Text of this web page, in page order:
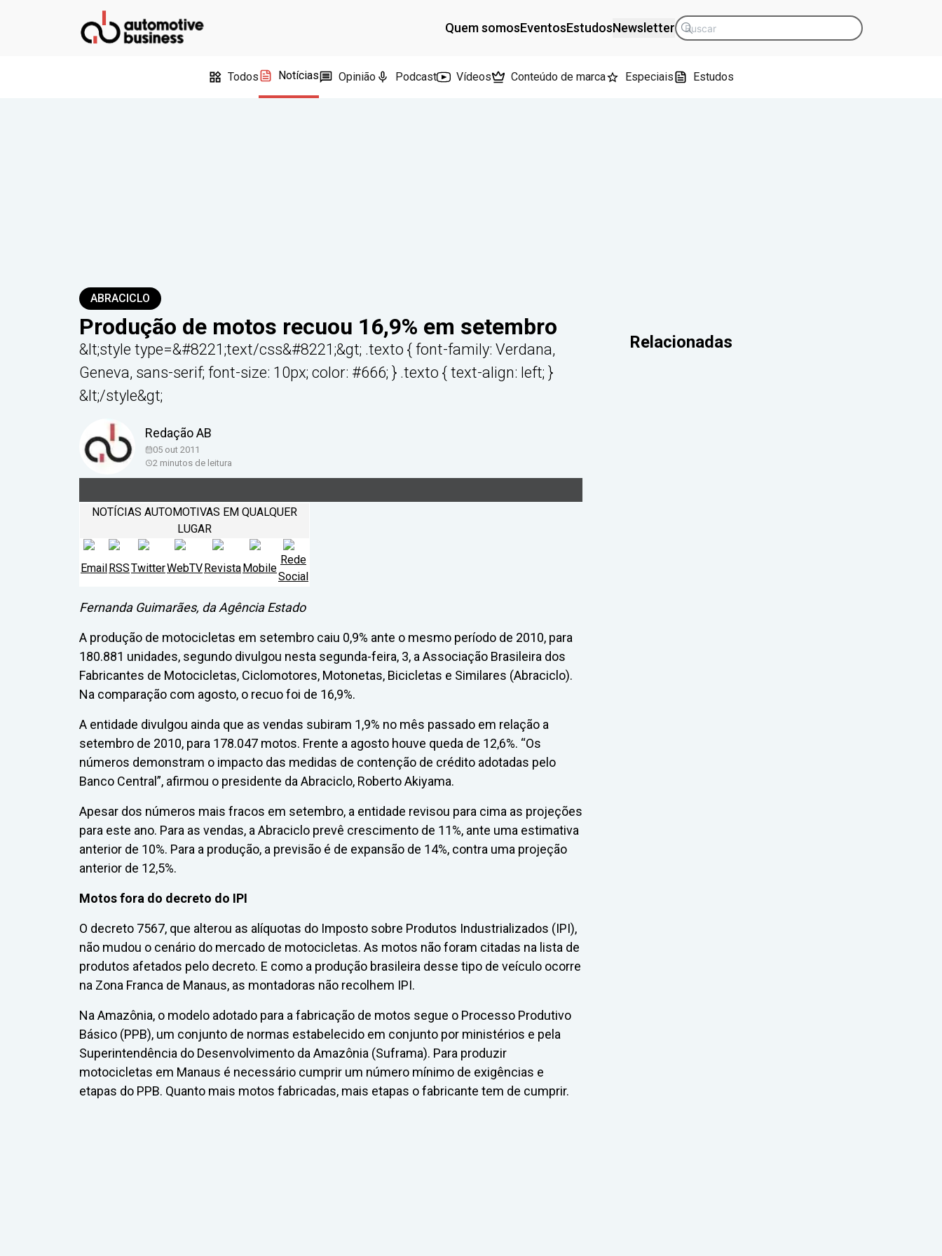
Quem somosEventosEstudosNewsletter
Todos Notícias Opinião Podcast Vídeos Conteúdo de marca Especiais Estudos
ABRACICLO
Produção de motos recuou 16,9% em setembro
&lt;style type=&#8221;text/css&#8221;&gt; .texto { font-family: Verdana,
Geneva, sans-serif; font-size: 10px; color: #666; } .texto { text-align: left; }
&lt;/style&gt;
Redação AB
05 out 2011
2 minutos de leitura
NOTÍCIAS AUTOMOTIVAS EM QUALQUER
LUGAR
EmailRSSTwitterWebTVRevistaMobile
Rede
Social
Fernanda Guimarães, da Agência Estado
A produção de motocicletas em setembro caiu 0,9% ante o mesmo período de 2010, para
180.881 unidades, segundo divulgou nesta segunda-feira, 3, a Associação Brasileira dos
Fabricantes de Motocicletas, Ciclomotores, Motonetas, Bicicletas e Similares (Abraciclo).
Na comparação com agosto, o recuo foi de 16,9%.
A entidade divulgou ainda que as vendas subiram 1,9% no mês passado em relação a
setembro de 2010, para 178.047 motos. Frente a agosto houve queda de 12,6%. “Os
números demonstram o impacto das medidas de contenção de crédito adotadas pelo
Banco Central”, afirmou o presidente da Abraciclo, Roberto Akiyama.
Apesar dos números mais fracos em setembro, a entidade revisou para cima as projeções
para este ano. Para as vendas, a Abraciclo prevê crescimento de 11%, ante uma estimativa
anterior de 10%. Para a produção, a previsão é de expansão de 14%, contra uma projeção
anterior de 12,5%.
Motos fora do decreto do IPI
O decreto 7567, que alterou as alíquotas do Imposto sobre Produtos Industrializados (IPI),
não mudou o cenário do mercado de motocicletas. As motos não foram citadas na lista de
produtos afetados pelo decreto. E como a produção brasileira desse tipo de veículo ocorre
na Zona Franca de Manaus, as montadoras não recolhem IPI.
Na Amazônia, o modelo adotado para a fabricação de motos segue o Processo Produtivo
Básico (PPB), um conjunto de normas estabelecido em conjunto por ministérios e pela
Superintendência do Desenvolvimento da Amazônia (Suframa). Para produzir
motocicletas em Manaus é necessário cumprir um número mínimo de exigências e
etapas do PPB. Quanto mais motos fabricadas, mais etapas o fabricante tem de cumprir.
Relacionadas